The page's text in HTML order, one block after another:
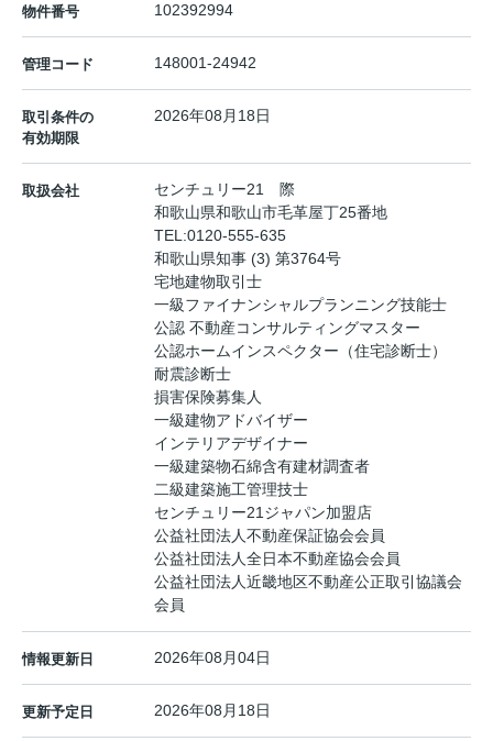
物件番号 102392994
管理コード 148001-24942
取引条件の
有効期限
2026年08月18日
取扱会社
センチュリー21 際
和歌山県和歌山市毛革屋丁25番地
TEL:0120-555-635
和歌山県知事 (3) 第3764号
宅地建物取引士
一級ファイナンシャルプランニング技能士
公認 不動産コンサルティングマスター
公認ホームインスペクター（住宅診断士）
耐震診断士
損害保険募集人
一級建物アドバイザー
インテリアデザイナー
一級建築物石綿含有建材調査者
二級建築施工管理技士
センチュリー21ジャパン加盟店
公益社団法人不動産保証協会会員
公益社団法人全日本不動産協会会員
公益社団法人近畿地区不動産公正取引協議会
会員
情報更新日 2026年08月04日
更新予定日 2026年08月18日